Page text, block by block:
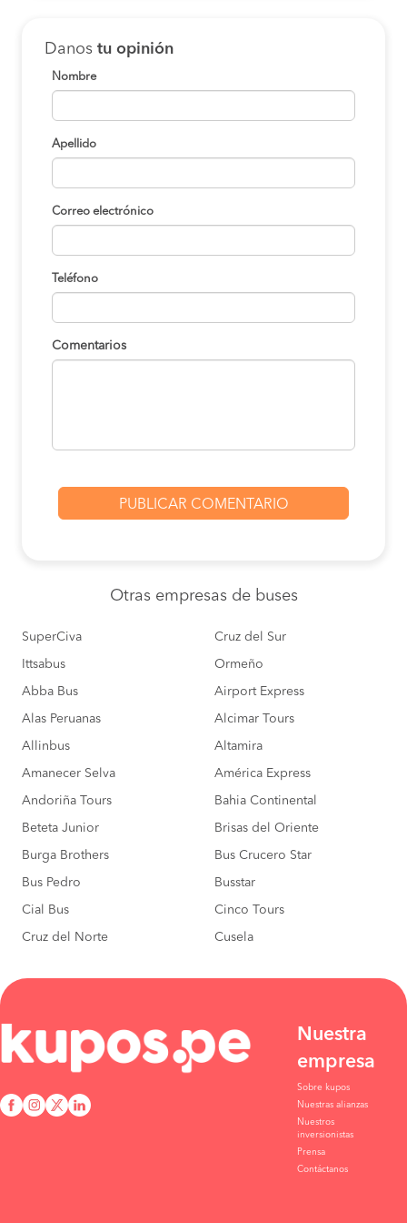
Danos tu opinión
Nombre
Apellido
Correo electrónico
Teléfono
Comentarios
Otras empresas de buses
SuperCiva Cruz del Sur
Ittsabus Ormeño
Abba Bus Airport Express
Alas Peruanas Alcimar Tours
Allinbus Altamira
Amanecer Selva América Express
Andoriña Tours Bahia Continental
Beteta Junior Brisas del Oriente
Burga Brothers Bus Crucero Star
Bus Pedro Busstar
Cial Bus Cinco Tours
Cruz del Norte Cusela
Nuestra
empresa
Sobre kupos
Nuestras alianzas
Nuestros
inversionistas
Prensa
Contáctanos